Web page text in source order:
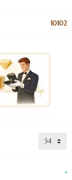
10102
.